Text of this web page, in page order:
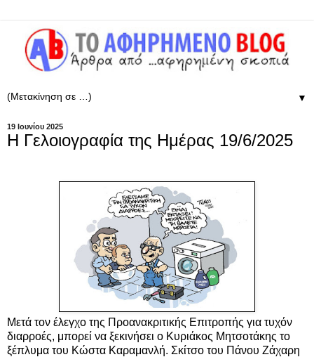
▼
19 Ιουνίου 2025
Η Γελοιογραφία της Ημέρας 19/6/2025
Μετά τον έλεγχο της Προανακριτικής Επιτροπής για τυχόν
διαρροές, μπορεί να ξεκινήσει ο Κυριάκος Μητσοτάκης το
ξέπλυμα του Κώστα Καραμανλή. Σκίτσο του Πάνου Ζάχαρη